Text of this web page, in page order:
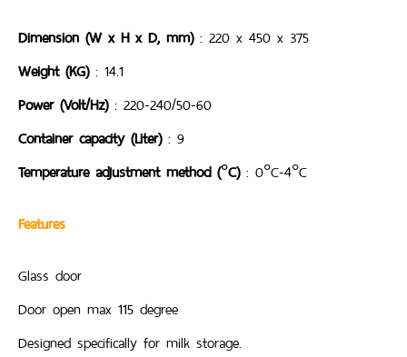
Dimension (W x H x D, mm): 220 x 450 x 375
Weight (KG): 14.1
Power (Volt/Hz): 220-240/50-60
Container capacity (Liter): 9
Temperature adjustment method (°C): 0°C-4°C
Features
Glass door
Door open max 115 degree
Designed specifically for milk storage.